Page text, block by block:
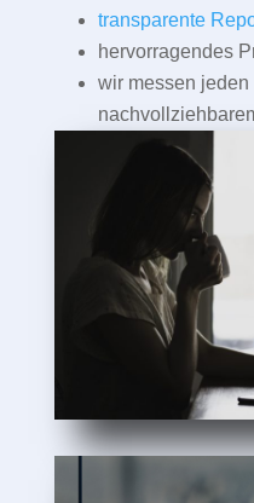
transparente
hervorragendes
wir messen